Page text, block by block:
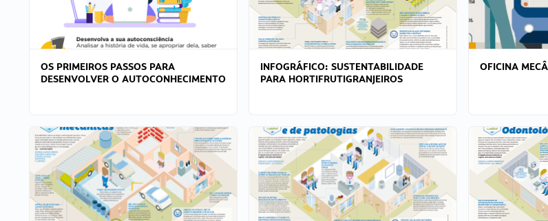
OS PRIMEIROS PASSOS PARA
DESENVOLVER O AUTOCONHECIMENTO
INFOGRÁFICO: SUSTENTABILIDADE
PARA HORTIFRUTIGRANJEIROS
OFICINA